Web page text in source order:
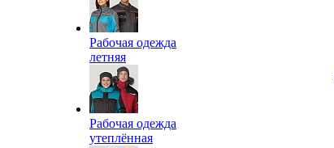
Рабочая одежда
летняя
Рабочая одежда
утеплённая